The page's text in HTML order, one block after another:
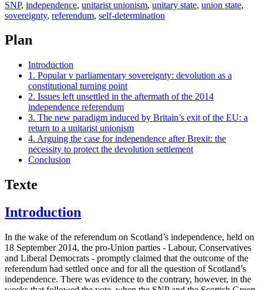
SNP, independence, unitarist unionism, unitary state, union state,
sovereignty, referendum, self-determination
Plan
Introduction
1. Popular v parliamentary sovereignty: devolution as a
constitutional turning point
2. Issues left unsettled in the aftermath of the 2014
independence referendum
3. The new paradigm induced by Britain’s exit of the EU: a
return to a unitarist unionism
4. Arguing the case for independence after Brexit: the
necessity to protect the devolution settlement
Conclusion
Texte
Introduction
In the wake of the referendum on Scotland’s independence, held on
18 September 2014, the pro-Union parties - Labour, Conservatives
and Liberal Democrats - promptly claimed that the outcome of the
referendum had settled once and for all the question of Scotland’s
independence. There was evidence to the contrary, however, in the